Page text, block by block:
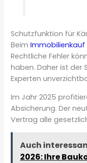
Schutzfunktion für
BeimImmobilienkauf
Rechtliche Fehler
haben. Daher ist der
Experten
Im Jahr 2025
Absicherung. Der
Vertrag alle
Auch
2026: Ihre